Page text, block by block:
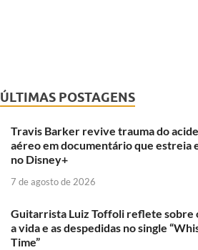
ÚLTIMAS POSTAGENS
Travis Barker revive trauma do
aéreo em documentário que estreia
no Disney+
7 de agosto de 2026
Guitarrista Luiz Toffoli reflete sobre
a vida e as despedidas no single
Time”